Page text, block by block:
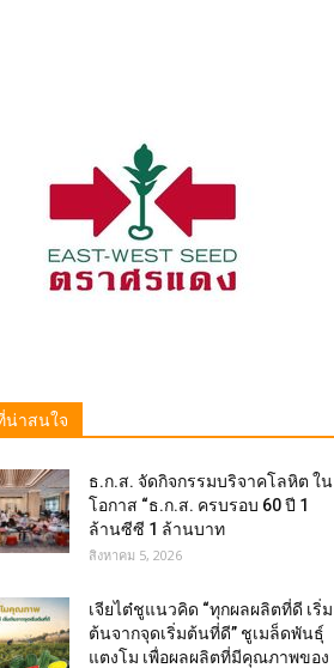
น่าสนใจ
ธ.ก.ส. จัดกิจกรรมบริจาคโลหิต ใน
โอกาส “ธ.ก.ส. ครบรอบ 60 ปี 1
ล้านซีซี 1 ล้านบาท
สิงหาคม 5, 2026
เจียไต๋ชูแนวคิด “ทุกผลผลิตที่ดี เริ่ม
ต้นจากจุดเริ่มต้นที่ดี” ชูเมล็ดพันธุ์
แตงโม เพื่อผลผลิตที่มีคุณภาพของ